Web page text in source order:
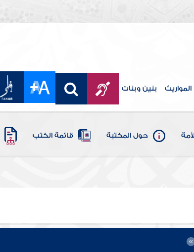
المواريث بنين وبنات
حول المكتبة قائمة الكتب